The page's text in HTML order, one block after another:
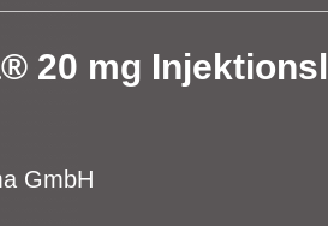
20 mg
GmbH